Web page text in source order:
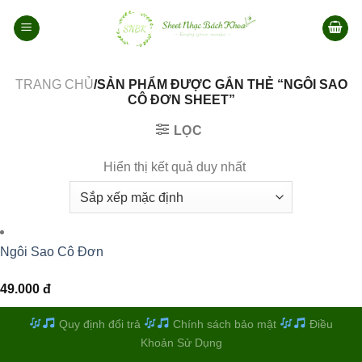
qua
TRANG CHỦ/SẢN PHẨM ĐƯỢC GẮN THẺ “NGÔI SAO
CÔ ĐƠN SHEET”
LỌC
Hiển thị kết quả duy nhất
Ngôi Sao Cô Đơn
49.000 đ
Quy định đổi trả Chính sách bảo mật
Điều
Khoản Sử Dụng